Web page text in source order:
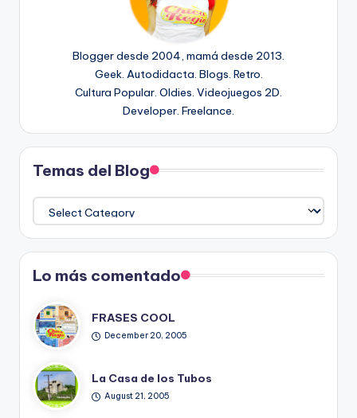
Blogger desde 2004, mamá desde 2013.
Geek. Autodidacta. Blogs. Retro.
Cultura Popular. Oldies. Videojuegos 2D.
Developer. Freelance.
Temas del Blog
Temas
del
Blog
Lo más comentado
FRASES COOL
December 20, 2005
La Casa de los Tubos
August 21, 2005